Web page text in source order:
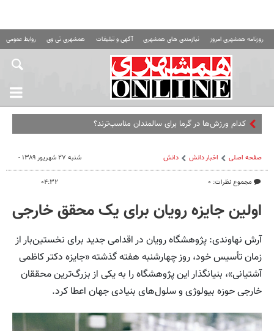
روزنامه همشهری امروز نیازمندی های همشهری آگهی و تبلیغات همشهری تی وی روابط عمومی
صفحه اصلی اخبار دانش دانش
مجموع نظرات: ۰
شنبه ۲۷ شهریور ۱۳۸۹ -
۰۴:۳۲
اولین جایزه رویان برای یک محقق خارجی
آرش نهاوندی: پژوهشگاه رویان در اقدامی جدید برای نخستین‌بار از
زمان تأسیس خود، روز چهارشنبه هفته گذشته «جایزه دکتر کاظمی
آشتیانی»، بنیانگذار این پژوهشگاه را به یکی از بزرگ‌ترین محققان
خارجی حوزه بیولوژی و سلول‌های بنیادی جهان اعطا کرد.